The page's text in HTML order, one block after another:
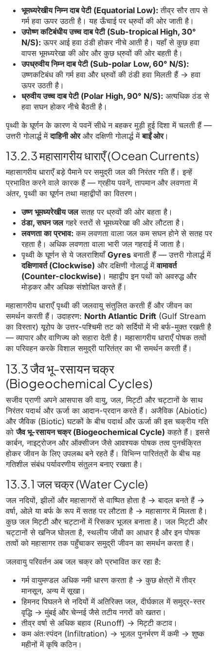
भूमध्यरेखीय निम्न दाब पेटी (Equatorial Low): तीव्र सौर ताप से
गर्म हवा ऊपर उठती है। यह ऊँचाई पर ध्रुवों की ओर जाती है।
उपोष्ण कटिबंधीय उच्च दाब पेटी (Sub-tropical High, 30°
N/S): ऊपर आई हवा ठंडी होकर नीचे आती है। यहाँ से कुछ हवा
वापस भूमध्यरेखा की ओर और कुछ ध्रुवों की ओर बहती है।
उपध्रुवीय निम्न दाब पेटी (Sub-polar Low, 60° N/S):
उष्णकटिबंध की गर्म हवा और ध्रुवों की ठंडी हवा मिलती हैं → हवा
ऊपर उठती है।
ध्रुवीय उच्च दाब पेटी (Polar High, 90° N/S): अत्यधिक ठंड से
हवा सघन होकर नीचे बैठती है।
पृथ्वी के घूर्णन के कारण ये पवनें सीधे न बहकर मुड़ी हुई दिशा में चलती हैं —
उत्तरी गोलार्द्ध मेंदाहिनी ओरऔर दक्षिणी गोलार्द्ध मेंबाईं ओर।
13.2.3 महासागरीय धाराएँ (Ocean Currents)
महासागरीय धाराएँ बड़े पैमाने पर समुद्री जल की निरंतर गति हैं। इन्हें
प्रभावित करने वाले कारक हैं — ग्रहीय पवनें, तापमान और लवणता में
अंतर, पृथ्वी का घूर्णन तथा महाद्वीपों का वितरण।
उष्ण भूमध्यरेखीय जलसतह पर ध्रुवों की ओर बहता है।
ठंडा, सघन जलगहरे स्तरों से भूमध्यरेखा की ओर लौटता है।
लवणता का प्रभाव: कम लवणता वाला जल कम सघन होने से सतह पर
रहता है। अधिक लवणता वाला भारी जल गहराई में जाता है।
पृथ्वी के घूर्णन से ये जलराशियाँ Gyres बनाती हैं — उत्तरी गोलार्द्ध में
दक्षिणावर्त (Clockwise) और दक्षिणी गोलार्द्ध मेंवामावर्त
(Counter-clockwise) । महाद्वीप इन पथों को अवरुद्ध और
मोड़कर और अधिक संशोधित करते हैं।
महासागरीय धाराएँ पृथ्वी की जलवायु संतुलित करती हैं और जीवन का
समर्थन करती हैं। उदाहरण: North Atlantic Drift (Gulf Stream
का विस्तार) यूरोप के उत्तर-पश्चिमी तट को सर्दियों में भी बर्फ-मुक्त रखती है
— व्यापार और वाणिज्य को सहारा देती है। महासागरीय धाराएँ पोषक तत्वों
का परिवहन करके विशाल समुद्री पारितंत्र का भी समर्थन करती हैं।
13.3 जैव भू-रसायन चक्र
(Biogeochemical Cycles)
सजीव प्राणी अपने आसपास की वायु, जल, मिट्टी और चट्टानों के साथ
निरंतर पदार्थ और ऊर्जा का आदान-प्रदान करते हैं। अजैविक (Abiotic)
और जैविक (Biotic) घटकों के बीच पदार्थ और ऊर्जा की इस चक्रीय गति
कोजैव भू-रसायन चक्र (Biogeochemical Cycle) कहते हैं। इससे
कार्बन, नाइट्रोजन और ऑक्सीजन जैसे आवश्यक पोषक तत्व पुनर्चक्रित
होकर जीवन के लिए उपलब्ध बने रहते हैं। विभिन्न पारितंत्रों के बीच यह
गतिशील संबंध पर्यावरणीय संतुलन बनाए रखता है।
13.3.1 जल चक्र (Water Cycle)
जल नदियों, झीलों और महासागरों से वाष्पित होता है → बादल बनते हैं →
वर्षा, ओले या बर्फ के रूप में सतह पर लौटता है → महासागर में मिलता है।
कुछ जल मिट्टी और चट्टानों में रिसकर भूजल बनाता है। जल मिट्टी और
चट्टानों से खनिज घोलता है, स्थलीय जीवों का आधार है और इन पोषक
तत्वों को महासागर तक पहुँचाकर समुद्री जीवन का समर्थन करता है।
जलवायु परिवर्तन अब जल चक्र को प्रभावित कर रहा है:
गर्म वायुमण्डल अधिक नमी धारण करता है → कुछ क्षेत्रों में तीव्र
मानसून, अन्य में सूखा।
हिमनद पिघलने से नदियों में अतिरिक्त जल, दीर्घकाल में समुद्र-स्तर
वृद्धि → मुंबई और चेन्नई जैसे तटीय नगरों को खतरा।
तीव्र वर्षा से अधिक बहाव (Runoff) → मिट्टी कटाव।
कम अंतःस्पंदन (Infiltration) → भूजल पुनर्भरण में कमी → शुष्क
महीनों में कृषि कठिन।